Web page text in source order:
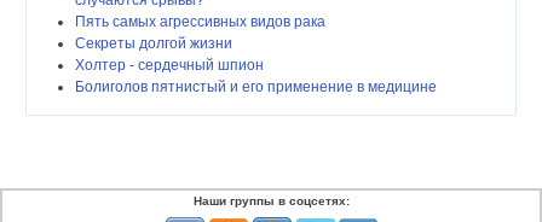
Пять самых агрессивных видов рака
Секреты долгой жизни
Холтер - сердечный шпион
Болиголов пятнистый и его применение в медицине
Наши группы в соцсетях: